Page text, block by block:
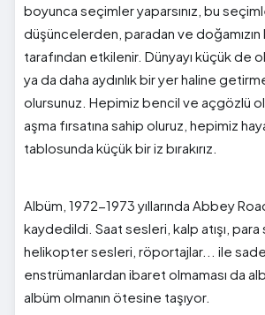
boyunca seçimler yaparsınız, bu
düşüncelerden, paradan ve doğamızın
tarafından etkilenir. Dünyayı küçük de
ya da daha aydınlık bir yer haline
olursunuz. Hepimiz bencil ve açgözlü
aşma fırsatına sahip oluruz, hepimiz
tablosunda küçük bir iz bırakırız.
Albüm, 1972-1973 yıllarında Abbey
kaydedildi. Saat sesleri, kalp atışı, para
helikopter sesleri, röportajlar... ile
enstrümanlardan ibaret olmaması da
albüm olmanın ötesine taşıyor.